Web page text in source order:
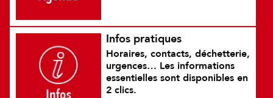
Infos pratiques
Horaires, contacts, déchetterie,
urgences… Les informations
essentielles sont disponibles en
2 clics.